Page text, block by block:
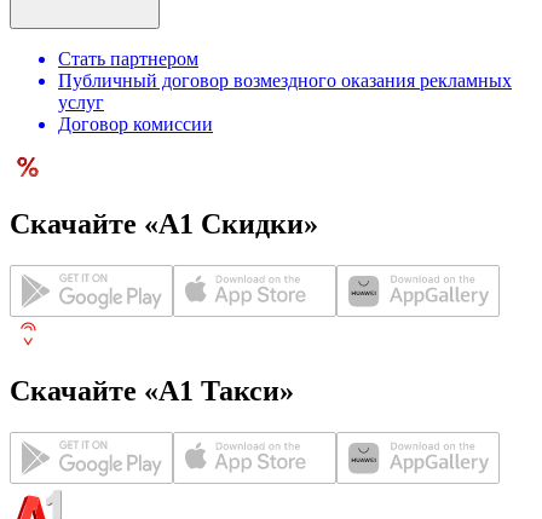
Стать партнером
Публичный договор возмездного оказания рекламных
услуг
Договор комиссии
Скачайте «А1 Скидки»
Скачайте «А1 Такси»